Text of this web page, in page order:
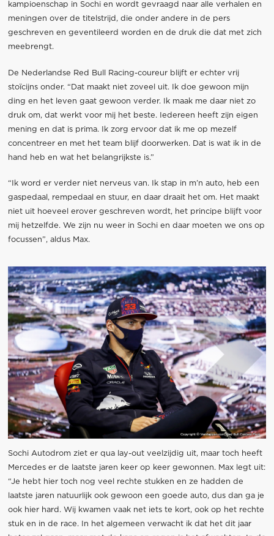
kampioenschap in Sochi en wordt gevraagd naar alle verhalen en
meningen over de titelstrijd, die onder andere in de pers
geschreven en geventileerd worden en de druk die dat met zich
meebrengt.
De Nederlandse Red Bull Racing-coureur blijft er echter vrij
stoïcijns onder. “Dat maakt niet zoveel uit. Ik doe gewoon mijn
ding en het leven gaat gewoon verder. Ik maak me daar niet zo
druk om, dat werkt voor mij het beste. Iedereen heeft zijn eigen
mening en dat is prima. Ik zorg ervoor dat ik me op mezelf
concentreer en met het team blijf doorwerken. Dat is wat ik in de
hand heb en wat het belangrijkste is.”
“Ik word er verder niet nerveus van. Ik stap in m’n auto, heb een
gaspedaal, rempedaal en stuur, en daar draait het om. Het maakt
niet uit hoeveel erover geschreven wordt, het principe blijft voor
mij hetzelfde. We zijn nu weer in Sochi en daar moeten we ons op
focussen”, aldus Max.
Sochi Autodrom ziet er qua lay-out veelzijdig uit, maar toch heeft
Mercedes er de laatste jaren keer op keer gewonnen. Max legt uit:
“Je hebt hier toch nog veel rechte stukken en ze hadden de
laatste jaren natuurlijk ook gewoon een goede auto, dus dan ga je
ook hier hard. Wij kwamen vaak net iets te kort, ook op het rechte
stuk en in de race. In het algemeen verwacht ik dat het dit jaar